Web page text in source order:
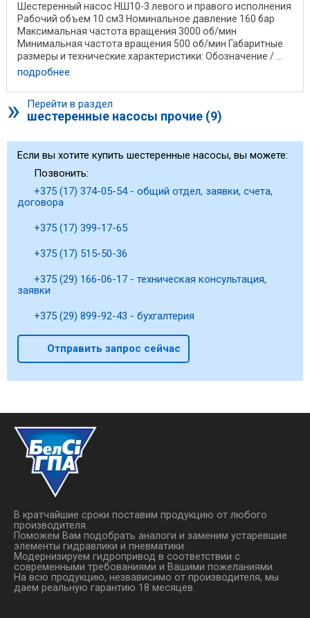
Шестеренный насос НШ10-3 левого и правого исполнения
Рабочий объем 10 см3 Номинальное давление 160 бар
Максимальная частота вращения 3000 об/мин
Минимальная частота вращения 500 об/мин Габаритные
размеры и технические характеристики: Обозначение / ...
подробнее
» Перейти в раздел
шестеренные насосы прочие (9)
Если вы хотите купить шестеренные насосы, вы можете:
Позвонить:
+375 (17) 374-05-54 - общий отдел, заявки, счета,
договора
+375 (17) 399-17-65
+375 (17) 515-50-36
+375 (29) 166-06-17 - техническая консультация,
заявки
+375 (29) 899-92-43 - бухгалтерия
Отправить запрос сейчас
В кратчайшие сроки поставим продукцию от любого
производителя.
Поможем Вам подобрать аналоги и заменим устаревшие
элементы гидравлики и пневматики.
Модернизируем гидропривод в соответствии с
современными требованиями и Вашими пожеланиями.
На всю продукцию, незвависимо от производителя, мы
даем реальную гарантию 18 месяцев.